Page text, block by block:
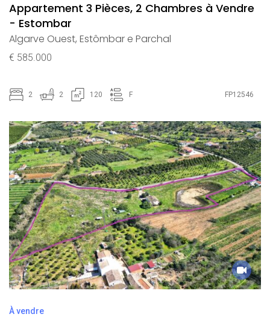
Appartement 3 Pièces, 2 Chambres à Vendre
- Estombar
Algarve Ouest, Estômbar e Parchal
€ 585.000
2 2 120 F FP12546
À vendre